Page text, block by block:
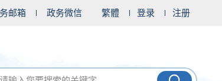
邮箱 政务微信 繁體 登录 注册